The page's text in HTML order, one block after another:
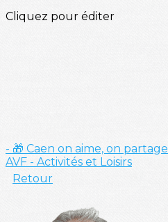
Cliquez pour éditer
- 🎁 Caen on aime, on partage
AVF - Activités et Loisirs
Retour